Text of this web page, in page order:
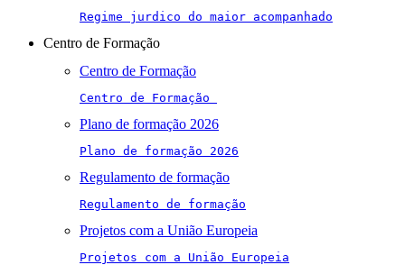
Regime jurdico do maior acompanhado
Centro de Formação
Centro de Formação
Centro de Formação
Plano de formação 2026
Plano de formação 2026
Regulamento de formação
Regulamento de formação
Projetos com a União Europeia
Projetos com a União Europeia